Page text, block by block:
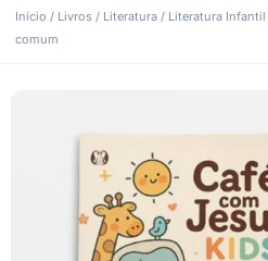
Início / Livros / Literatura / Literatura Infantil
comum